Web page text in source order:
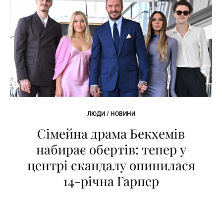
ЛЮДИ / НОВИНИ
Сімейна драма Бекхемів
набирає обертів: тепер у
центрі скандалу опинилася
14-річна Гарпер